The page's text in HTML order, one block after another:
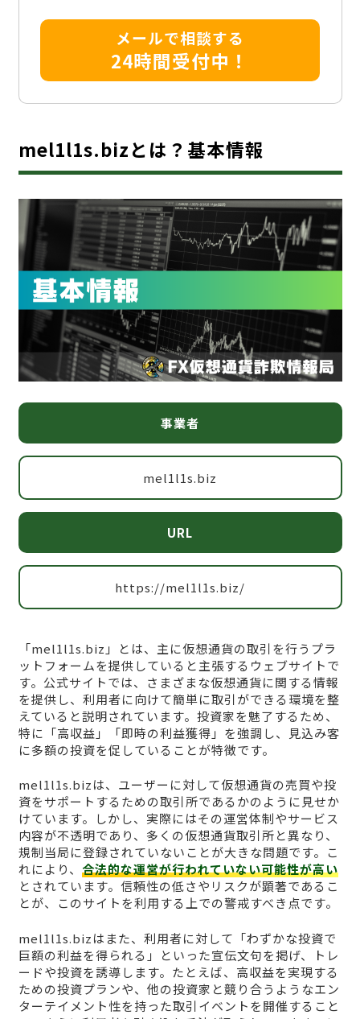
メールで相談する
24時間受付中！
mel1l1s.bizとは？基本情報
事業者
mel1l1s.biz
URL
https://mel1l1s.biz/
「mel1l1s.biz」とは、主に仮想通貨の取引を行うプラ
ットフォームを提供していると主張するウェブサイトで
す。公式サイトでは、さまざまな仮想通貨に関する情報
を提供し、利用者に向けて簡単に取引ができる環境を整
えていると説明されています。投資家を魅了するため、
特に「高収益」「即時の利益獲得」を強調し、見込み客
に多額の投資を促していることが特徴です。
mel1l1s.bizは、ユーザーに対して仮想通貨の売買や投
資をサポートするための取引所であるかのように見せか
けています。しかし、実際にはその運営体制やサービス
内容が不透明であり、多くの仮想通貨取引所と異なり、
規制当局に登録されていないことが大きな問題です。こ
れにより、 合法的な運営が行われていない可能性が高い
とされています。信頼性の低さやリスクが顕著であるこ
とが、このサイトを利用する上での警戒すべき点です。
mel1l1s.bizはまた、利用者に対して「わずかな投資で
巨額の利益を得られる」といった宣伝文句を掲げ、トレ
ードや投資を誘導します。たとえば、高収益を実現する
ための投資プランや、他の投資家と競り合うようなエン
ターテイメント性を持った取引イベントを開催すること